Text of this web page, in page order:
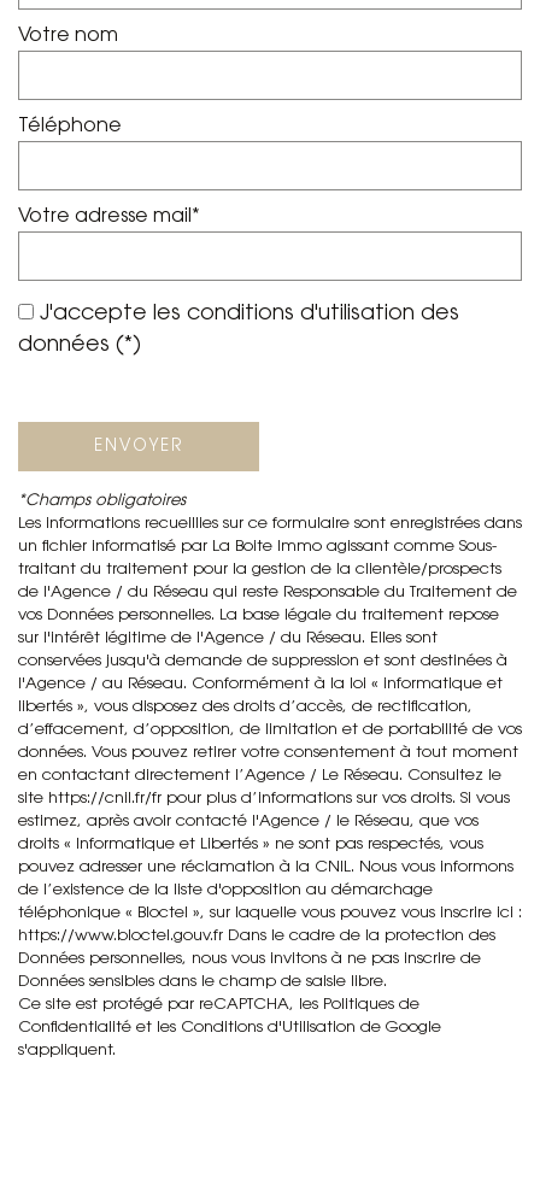
Votre nom
Téléphone
Votre adresse mail*
J'accepte les conditions d'utilisation des
données (*)
ENVOYER
*Champs obligatoires
Les informations recueillies sur ce formulaire sont enregistrées dans
un fichier informatisé par La Boite Immo agissant comme Sous-
traitant du traitement pour la gestion de la clientèle/prospects
de l'Agence / du Réseau qui reste Responsable du Traitement de
vos Données personnelles. La base légale du traitement repose
sur l'intérêt légitime de l'Agence / du Réseau. Elles sont
conservées jusqu'à demande de suppression et sont destinées à
l'Agence / au Réseau. Conformément à la loi « informatique et
libertés », vous disposez des droits d’accès, de rectification,
d’effacement, d’opposition, de limitation et de portabilité de vos
données. Vous pouvez retirer votre consentement à tout moment
en contactant directement l’Agence / Le Réseau. Consultez le
site https://cnil.fr/fr pour plus d’informations sur vos droits. Si vous
estimez, après avoir contacté l'Agence / le Réseau, que vos
droits « Informatique et Libertés » ne sont pas respectés, vous
pouvez adresser une réclamation à la CNIL. Nous vous informons
de l’existence de la liste d'opposition au démarchage
téléphonique « Bloctel », sur laquelle vous pouvez vous inscrire ici :
https://www.bloctel.gouv.fr Dans le cadre de la protection des
Données personnelles, nous vous invitons à ne pas inscrire de
Données sensibles dans le champ de saisie libre.
Ce site est protégé par reCAPTCHA, les Politiques de
Confidentialité et les Conditions d'Utilisation de Google
s'appliquent.